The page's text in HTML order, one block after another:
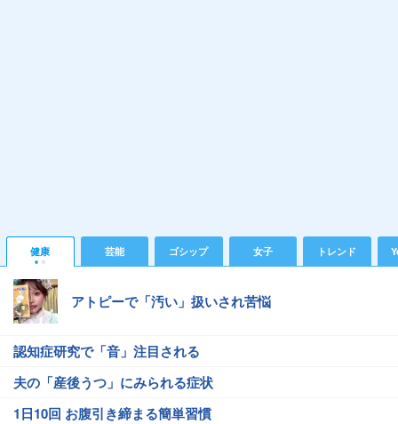
健康 芸能 ゴシップ 女子 トレンド
アトピーで「汚い」扱いされ苦悩
認知症研究で「音」注目される
夫の「産後うつ」にみられる症状
1日10回 お腹引き締まる簡単習慣